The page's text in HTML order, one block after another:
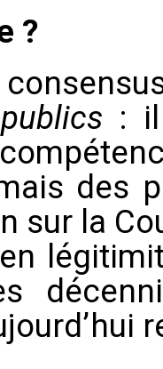
?
:
des
sur la